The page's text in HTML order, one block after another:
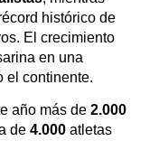
histórico de
El crecimiento
en una
el continente.
año más de 2.000
de 4.000atletas